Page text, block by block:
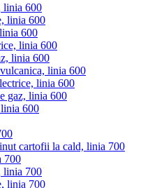
linia 600
linia 600
600
linia 600
linia 600
linia 600
linia 600
gaz, linia 600
600
cartofii la cald, linia 700
700
linia 700
linia 700